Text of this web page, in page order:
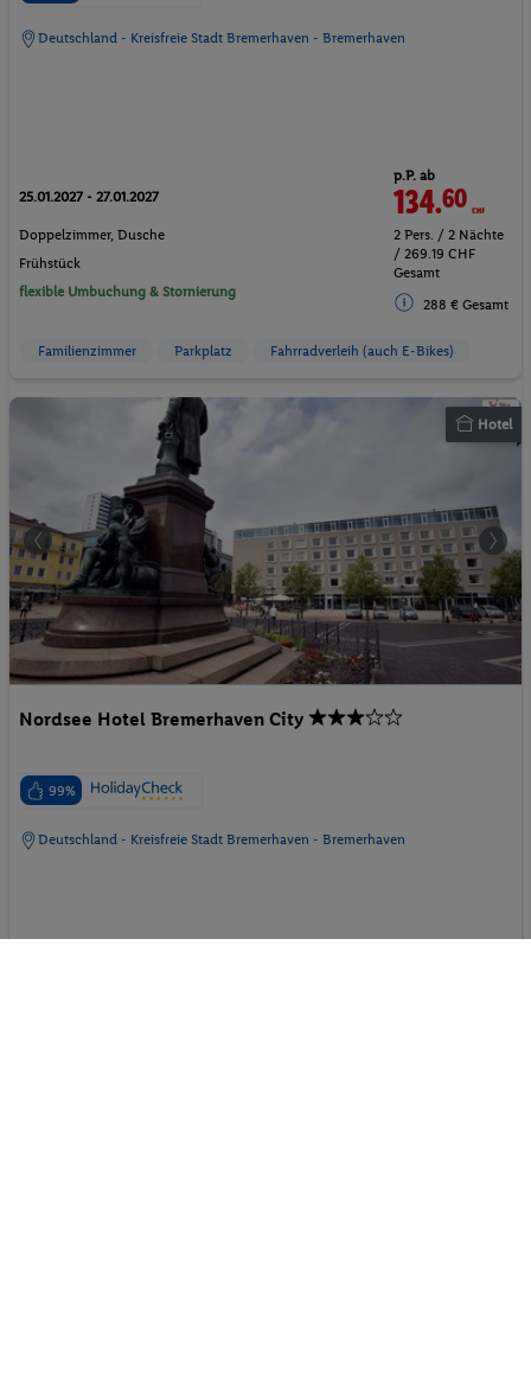
Deutschland - Kreisfreie Stadt Bremerhaven - Bremerhaven
25.01.2027 - 27.01.2027
Doppelzimmer, Dusche
Frühstück
flexible Umbuchung & Stornierung
p.P. ab
134.60CHF
2 Pers. / 2 Nächte
/ 269.19 CHF
Gesamt
288 € Gesamt
Familienzimmer Parkplatz Fahrradverleih (auch E-Bikes)
Hotel
Nordsee Hotel Bremerhaven City
99%
Deutschland - Kreisfreie Stadt Bremerhaven - Bremerhaven